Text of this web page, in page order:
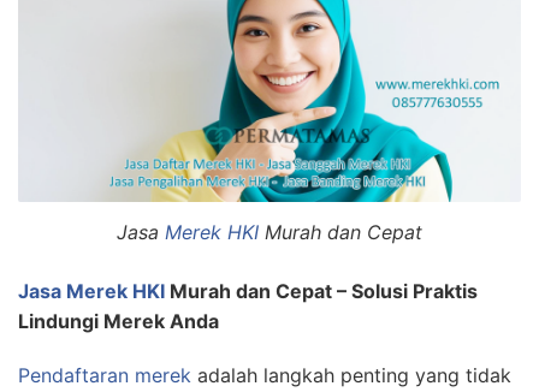
Jasa Merek HKI Murah dan Cepat
Jasa Merek HKI Murah dan Cepat – Solusi Praktis
Lindungi Merek Anda
Pendaftaran merek adalah langkah penting yang tidak